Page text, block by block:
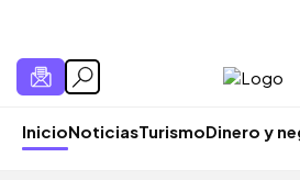
InicioNoticiasTurismoDinero y